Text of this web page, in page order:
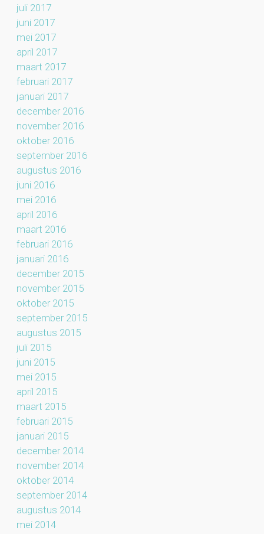
juli 2017
juni 2017
mei 2017
april 2017
maart 2017
februari 2017
januari 2017
december 2016
november 2016
oktober 2016
september 2016
augustus 2016
juni 2016
mei 2016
april 2016
maart 2016
februari 2016
januari 2016
december 2015
november 2015
oktober 2015
september 2015
augustus 2015
juli 2015
juni 2015
mei 2015
april 2015
maart 2015
februari 2015
januari 2015
december 2014
november 2014
oktober 2014
september 2014
augustus 2014
mei 2014